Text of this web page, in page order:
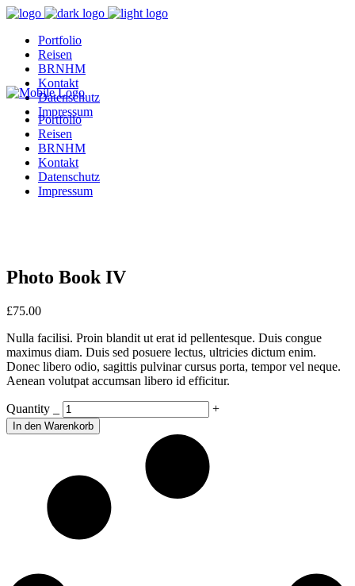
Portfolio
Reisen
BRNHM
Kontakt
Datenschutz
Impressum
Portfolio
Reisen
BRNHM
Kontakt
Datenschutz
Impressum
Photo Book IV
£75.00
Nulla facilisi. Proin blandit ut erat id pellentesque. Duis congue
maximus diam. Duis sed posuere lectus, ultricies dictum enim.
Donec libero odio, sagittis pulvinar cursus porta, tempor vel neque.
Aenean volutpat accumsan libero id efficitur.
Photo
Book
IV
Quantity +
In den Warenkorb